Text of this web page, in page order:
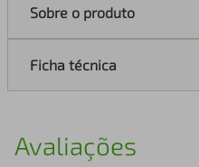
Sobre o produto
Ficha técnica
Avaliações